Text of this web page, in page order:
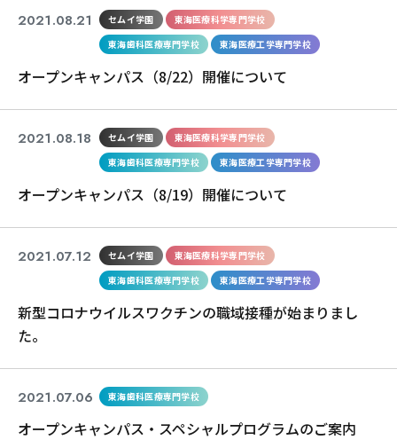
2021.08.21 セムイ学園
東海医療科学専門学校
東海歯科医療専門学校
東海医療工学専門学校
オープンキャンパス（8/22）開催について
2021.08.18 セムイ学園
東海医療科学専門学校
東海歯科医療専門学校
東海医療工学専門学校
オープンキャンパス（8/19）開催について
2021.07.12 セムイ学園
東海医療科学専門学校
東海歯科医療専門学校
東海医療工学専門学校
新型コロナウイルスワクチンの職域接種が始まりまし
た。
2021.07.06 東海歯科医療専門学校
オープンキャンパス・スペシャルプログラムのご案内